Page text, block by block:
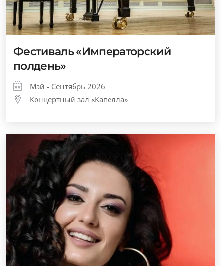
Фестиваль «Императорский
полдень»
Май - Сентябрь 2026
Концертный зал «Капелла»